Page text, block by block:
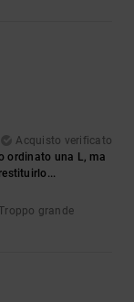
Acquisto verificato
ordinato una L, ma
grande